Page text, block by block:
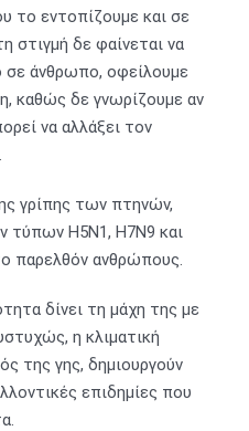
το εντοπίζουμε και σε
στιγμή δε φαίνεται να
άνθρωπο, οφείλουμε
καθώς δε γνωρίζουμε αν
να αλλάξει τον
γρίπης των πτηνών,
τύπων Η5Ν1, Η7Ν9 και
παρελθόν ανθρώπους.
δίνει τη μάχη της με
η κλιματική
της γης, δημιουργούν
επιδημίες που